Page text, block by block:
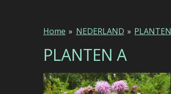
Home » NEDERLAND » PLANTEN
PLANTEN A